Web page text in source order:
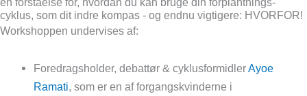
cyklus, som dit indre kompas - og endnu vigtigere: HVORFOR!
Workshoppen undervises af:
Foredragsholder, debattør & cyklusformidlerAyoe
Ramati, som er en af forgangskvinderne i